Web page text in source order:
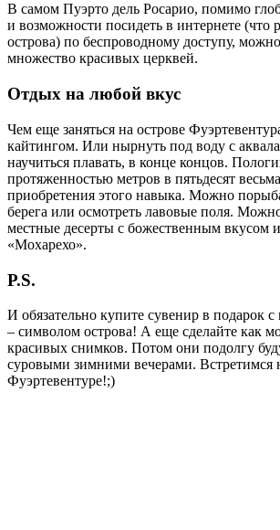
В самом Пуэрто дель Росарио, помимо
и возможности посидеть в интернете (что
острова) по беспроводному доступу,
множество красивых церквей.
Отдых на любой вкус
Чем еще заняться на острове
кайтингом. Или нырнуть под воду с
научиться плавать, в конце концов.
протяженностью метров в пятьдесят
приобретения этого навыка. Можно
берега или осмотреть лавовые поля.
местные десерты с божественным вкусом
«Мохарехо».
P.S.
И обязательно купите сувенир в подарок
– символом острова! А еще сделайте как
красивых снимков. Потом они подолгу
суровыми зимними вечерами. Встретимся
Фуэртевентуре!;)